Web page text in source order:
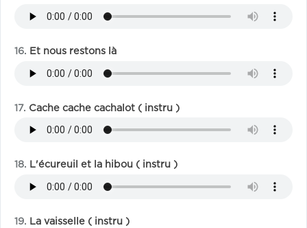
Et nous restons là
Cache cache cachalot ( instru )
L'écureuil et la hibou ( instru )
La vaisselle ( instru )